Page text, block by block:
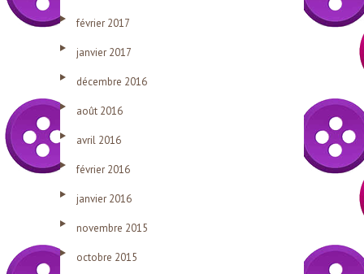
février 2017
janvier 2017
décembre 2016
août 2016
avril 2016
février 2016
janvier 2016
novembre 2015
octobre 2015